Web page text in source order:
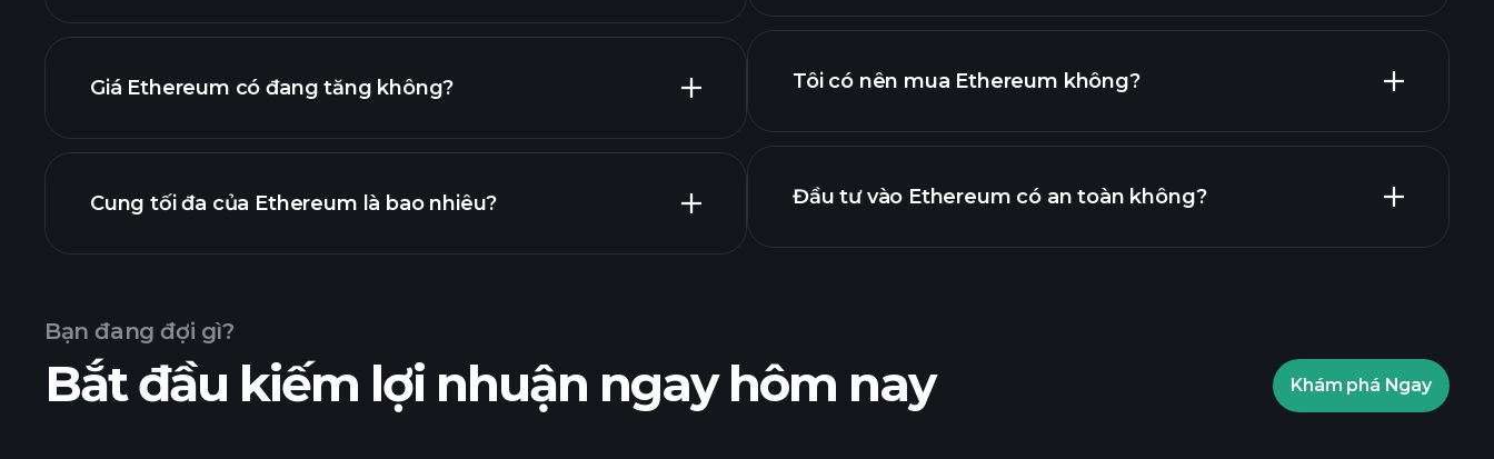
Giá Ethereum có đang tăng không?
biểu đồ Ethereum
Cung tối đa của Ethereum là bao nhiêu? Các giải đấu Playtrade
được đề xuất
Tôi có nên mua Ethereum không?
Playtrade
Thông tin thị trường hàng ngày sử
Đầu tư vào Ethereum có an toàn không?
Playtrade
Thông tin thị trường hàng ngày sử
dụng AI
Bạn đang đợi gì?
Bắt đầu kiếm lợi nhuận ngay hôm nay Khám phá Ngay